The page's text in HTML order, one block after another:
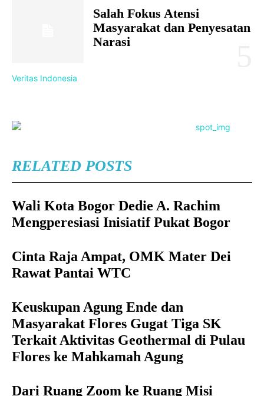
Salah Fokus Atensi
Masyarakat dan Penyesatan
Narasi
Veritas Indonesia
RELATED POSTS
Wali Kota Bogor Dedie A. Rachim
Mengperesiasi Inisiatif Pukat Bogor
Cinta Raja Ampat, OMK Mater Dei
Rawat Pantai WTC
Keuskupan Agung Ende dan
Masyarakat Flores Gugat Tiga SK
Terkait Aktivitas Geothermal di Pulau
Flores ke Mahkamah Agung
Dari Ruang Zoom ke Ruang Misi